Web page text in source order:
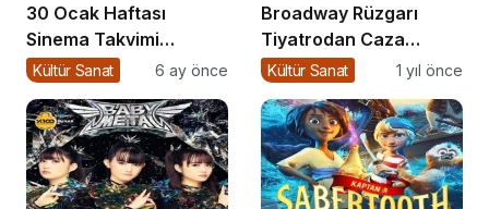
30 Ocak Haftası
Sinema Takvimi
Açıklandı
Kültür Sanat 6 ay önce
Broadway Rüzgarı
Tiyatrodan Caza
Dopdolu Bir Program
Kültür Sanat 1 yıl önce